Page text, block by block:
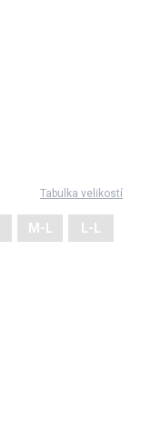
Tabulka velikostí
M-L L-L